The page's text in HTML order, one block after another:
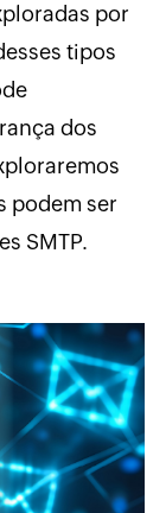
por
tipos
dos
podem ser
SMTP.